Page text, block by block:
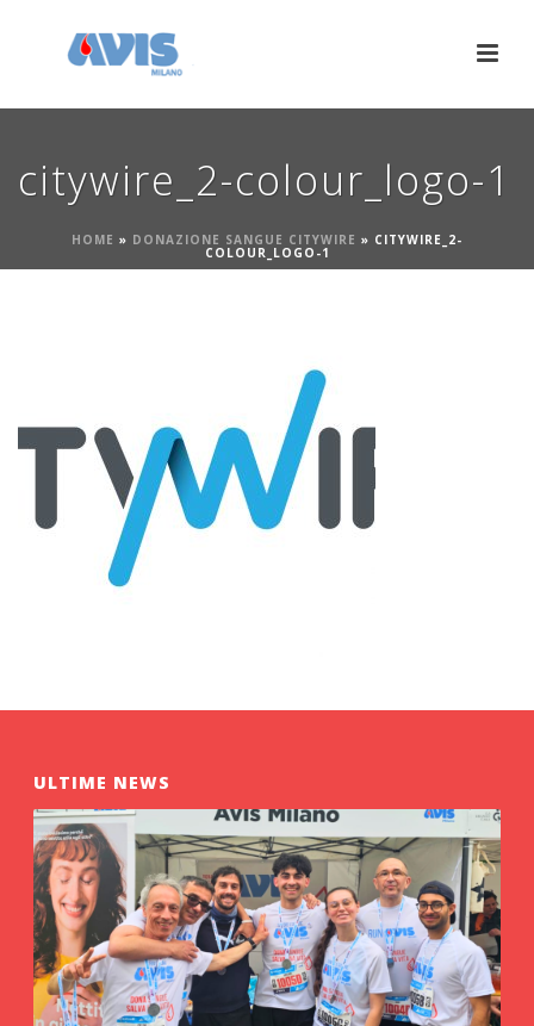
citywire_2-colour_logo-1
HOME » DONAZIONE SANGUE CITYWIRE » CITYWIRE_2-
COLOUR_LOGO-1
ULTIME NEWS